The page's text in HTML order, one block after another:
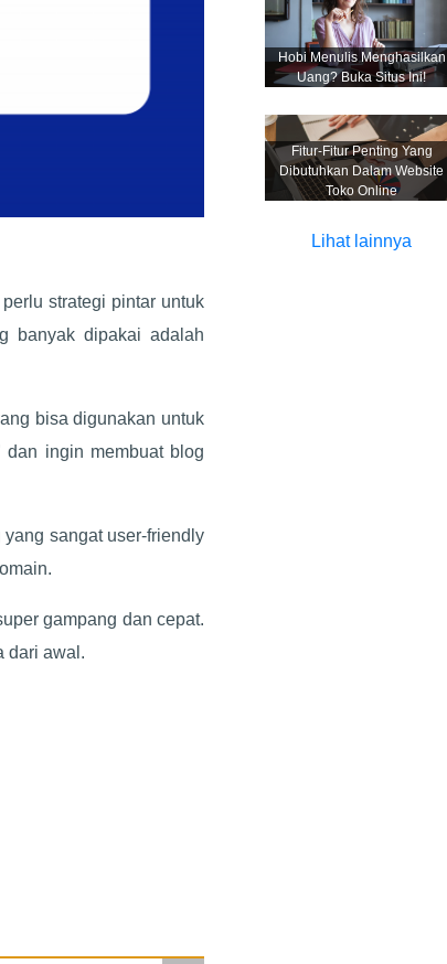
strategi pintar untuk
banyak dipakai adalah
bisa digunakan untuk
dan ingin membuat blog
sangat user-friendly
gampang dan cepat.
dari awal.
Hobi Menulis Menghasilkan
Uang? Buka Situs Ini!
Fitur-Fitur Penting Yang
Dibutuhkan Dalam Website
Toko Online
Lihat lainnya